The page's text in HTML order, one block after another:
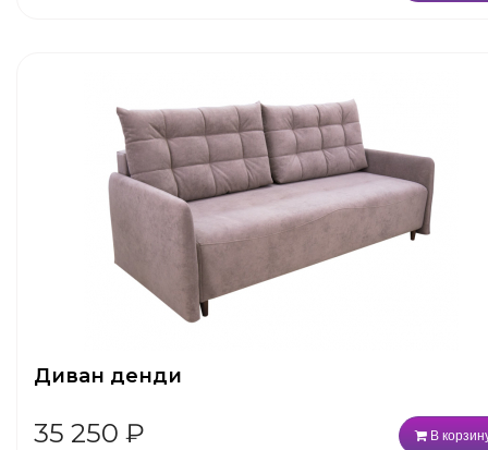
Диван денди
35 250 ₽ В